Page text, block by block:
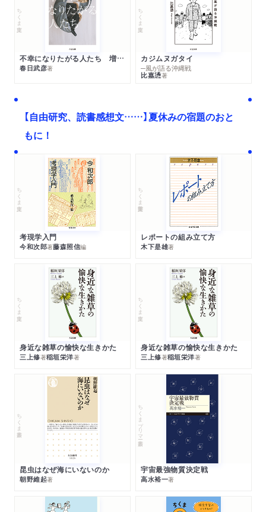
ちくま文庫
不幸になりたがる人たち 増補新版
春日武彦著
ちくま文庫
カジムヌガタイ
─風が語る沖縄戦
比嘉慂著
【自由研究、読書感想文……】夏休みの宿題のおと
もに！
ちくま文庫
考現学入門
今和次郎著藤森照信編
ちくま学芸文庫
レポートの組み立て方
木下是雄著
ちくま文庫
身近な雑草の愉快な生きかた
三上修著稲垣栄洋著
ちくま文庫
身近な雑草の愉快な生きかた
三上修著稲垣栄洋著
ちくま新書
昆虫はなぜ海にいないのか
朝野維起著
ちくまプリマー新書
宇宙最強物質決定戦
高水裕一著